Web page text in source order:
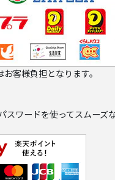
客様負担となります。
スワードを使ってスムーズ